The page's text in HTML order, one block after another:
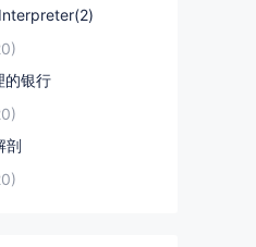
的银行
剖